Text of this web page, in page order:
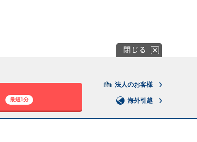
最短1分
法人のお客様
海外引越